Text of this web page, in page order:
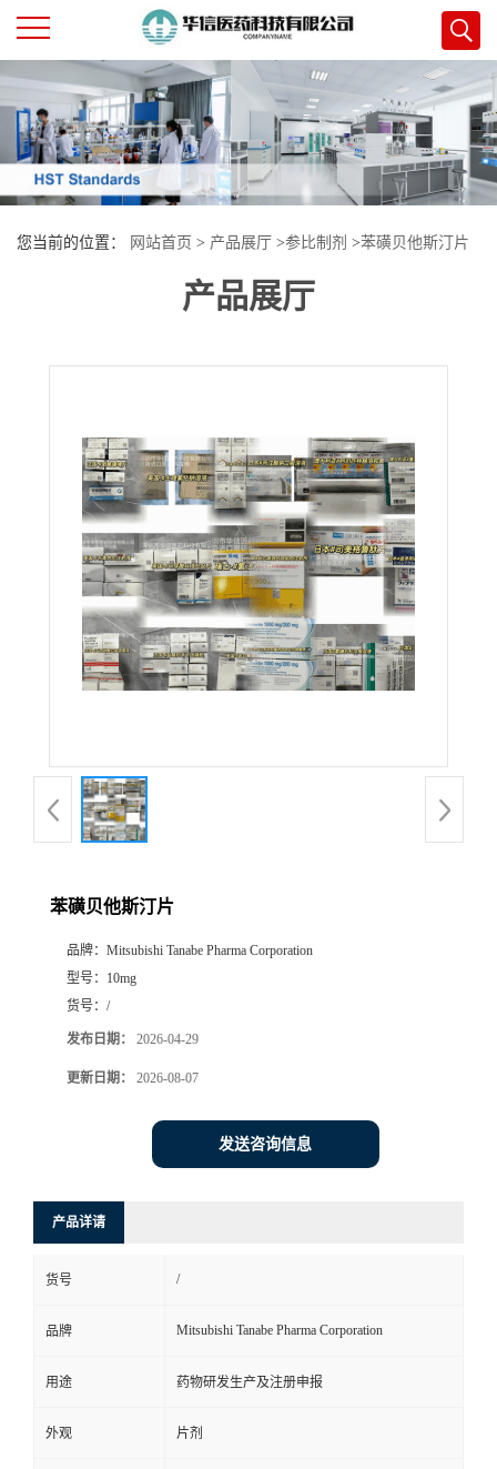
公
司
首
页
司
书
联
在
您当前的位置： 网站首页 > 产品展厅 >参比制剂 >苯磺贝他斯汀片
产品展厅
苯磺贝他斯汀片
品牌： Mitsubishi Tanabe Pharma Corporation
型号： 10mg
货号： /
发布日期： 2026-04-29
更新日期： 2026-08-07
发送咨询信息
产品详请
货号 /
品牌 Mitsubishi Tanabe Pharma Corporation
用途 药物研发生产及注册申报
外观 片剂